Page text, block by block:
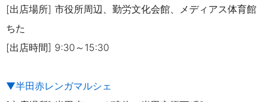
[出店場所] 市役所周辺、勤労文化会館、メディアス体育館
ちた
[出店時間] 9:30～15:30
▼半田赤レンガマルシェ